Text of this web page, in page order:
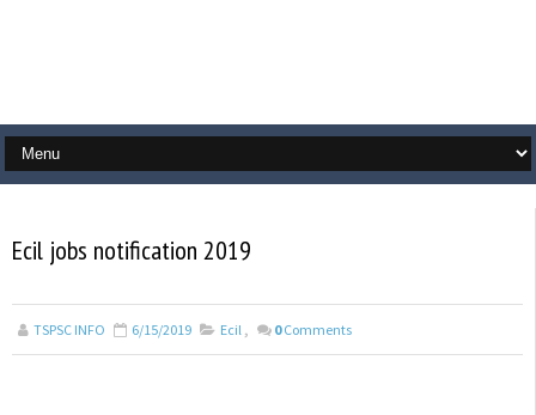
Ecil jobs notification 2019
TSPSC INFO 6/15/2019 Ecil , 0 Comments